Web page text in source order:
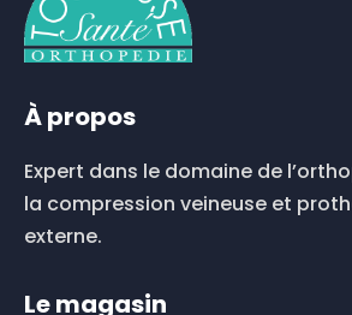
options
peuvent
être
sur
page
du
page
du
À propos
Expert dans le domaine de
la compression veineuse et
externe.
Le magasin